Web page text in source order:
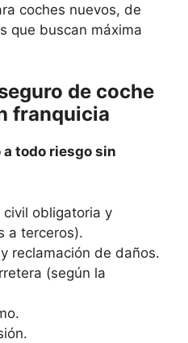
coches nuevos, de
que buscan máxima
de coche
franquicia
todo riesgo sin
obligatoria y
a terceros).
reclamación de daños.
(según la